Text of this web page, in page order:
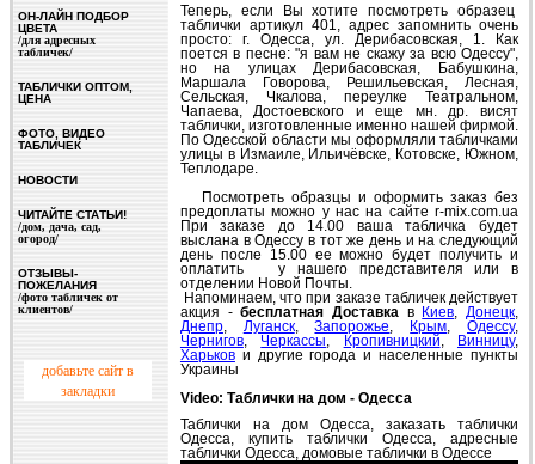
ОН-ЛАЙН ПОДБОР
ЦВЕТА
/для адресных
табличек/
ТАБЛИЧКИ ОПТОМ,
ЦЕНА
ФОТО, ВИДЕО
ТАБЛИЧЕК
НОВОСТИ
ЧИТАЙТЕ СТАТЬИ!
/дом, дача, сад,
огород/
ОТЗЫВЫ-
ПОЖЕЛАНИЯ
/фото табличек от
клиентов/
добавьте сайт в
закладки
Теперь, если Вы хотите посмотреть образец
таблички артикул 401, адрес запомнить очень
просто: г. Одесса, ул. Дерибасовская, 1. Как
поется в песне: "я вам не скажу за всю Одессу",
но на улицах Дерибасовская, Бабушкина,
Маршала Говорова, Решильевская, Лесная,
Сельская, Чкалова, переулке Театральном,
Чапаева, Достоевского и еще мн. др. висят
таблички, изготовленные именно нашей фирмой.
По Одесской области мы оформляли табличками
улицы в Измаиле, Ильичёвске, Котовске, Южном,
Теплодаре.
Посмотреть образцы и оформить заказ без
предоплаты можно у нас на сайте r-mix.com.ua
При заказе до 14.00 ваша табличка будет
выслана в Одессу в тот же день и на следующий
день после 15.00 ее можно будет получить и
оплатить у нашего представителя или в
отделении Новой Почты.
Напоминаем, что при заказе табличек действует
акция -бесплатная Доставкав Киев, Донецк,
Днепр, Луганск,Запорожье, Крым, Одессу,
Чернигов, Черкассы, Кропивницкий, Винницу,
Харькови другие города и населенные пункты
Украины
Video: Таблички на дом - Одесса
Таблички на дом Одесса, заказать таблички
Одесса, купить таблички Одесса, адресные
таблички Одесса, домовые таблички в Одессе